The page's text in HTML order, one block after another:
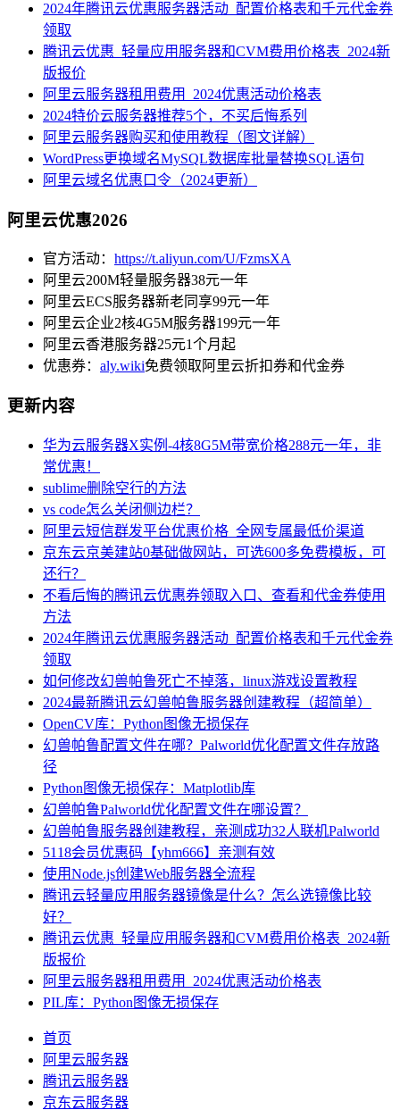
2024年腾讯云优惠服务器活动_配置价格表和千元代金券
领取
腾讯云优惠_轻量应用服务器和CVM费用价格表_2024新
版报价
阿里云服务器租用费用_2024优惠活动价格表
2024特价云服务器推荐5个，不买后悔系列
阿里云服务器购买和使用教程（图文详解）
WordPress更换域名MySQL数据库批量替换SQL语句
阿里云域名优惠口令（2024更新）
阿里云优惠2026
官方活动： https://t.aliyun.com/U/FzmsXA
阿里云200M轻量服务器38元一年
阿里云ECS服务器新老同享99元一年
阿里云企业2核4G5M服务器199元一年
阿里云香港服务器25元1个月起
优惠券： aly.wiki免费领取阿里云折扣券和代金券
更新内容
华为云服务器X实例-4核8G5M带宽价格288元一年，非
常优惠！
sublime删除空行的方法
vs code怎么关闭侧边栏？
阿里云短信群发平台优惠价格_全网专属最低价渠道
京东云京美建站0基础做网站，可选600多免费模板，可
还行？
不看后悔的腾讯云优惠券领取入口、查看和代金券使用
方法
2024年腾讯云优惠服务器活动_配置价格表和千元代金券
领取
如何修改幻兽帕鲁死亡不掉落，linux游戏设置教程
2024最新腾讯云幻兽帕鲁服务器创建教程（超简单）
OpenCV库：Python图像无损保存
幻兽帕鲁配置文件在哪？Palworld优化配置文件存放路
径
Python图像无损保存：Matplotlib库
幻兽帕鲁Palworld优化配置文件在哪设置？
幻兽帕鲁服务器创建教程，亲测成功32人联机Palworld
5118会员优惠码【yhm666】亲测有效
使用Node.js创建Web服务器全流程
腾讯云轻量应用服务器镜像是什么？怎么选镜像比较
好？
腾讯云优惠_轻量应用服务器和CVM费用价格表_2024新
版报价
阿里云服务器租用费用_2024优惠活动价格表
PIL库：Python图像无损保存
首页
阿里云服务器
腾讯云服务器
京东云服务器